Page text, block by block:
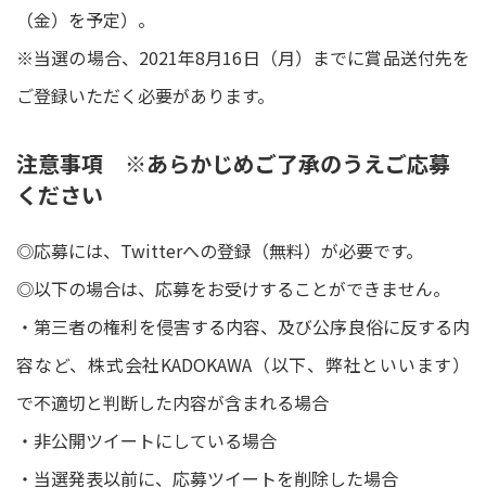
（金）を予定）。
※当選の場合、2021年8月16日（月）までに賞品送付先を
ご登録いただく必要があります。
注意事項 ※あらかじめご了承のうえご応募
ください
◎応募には、Twitterへの登録（無料）が必要です。
◎以下の場合は、応募をお受けすることができません。
・第三者の権利を侵害する内容、及び公序良俗に反する内
容など、株式会社KADOKAWA（以下、弊社といいます）
で不適切と判断した内容が含まれる場合
・非公開ツイートにしている場合
・当選発表以前に、応募ツイートを削除した場合